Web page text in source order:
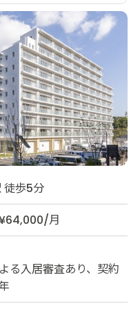
徒歩5分
月
る入居審査あり、契約